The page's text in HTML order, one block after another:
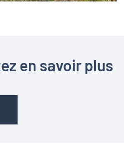
en savoir plus